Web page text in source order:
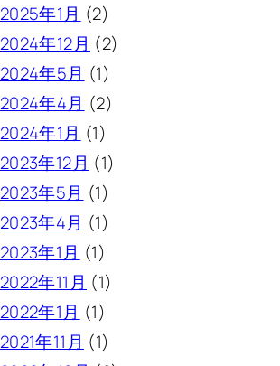
2025年1月 (2)
2024年12月 (2)
2024年5月 (1)
2024年4月 (2)
2024年1月 (1)
2023年12月 (1)
2023年5月 (1)
2023年4月 (1)
2023年1月 (1)
2022年11月 (1)
2022年1月 (1)
2021年11月 (1)